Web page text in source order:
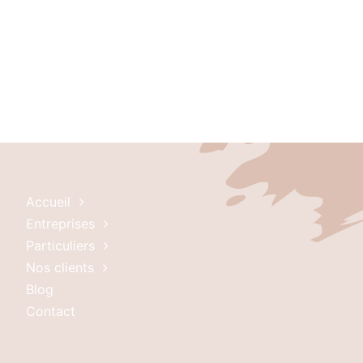
Accueil
Entreprises
Particuliers
Nos clients
Blog
Contact